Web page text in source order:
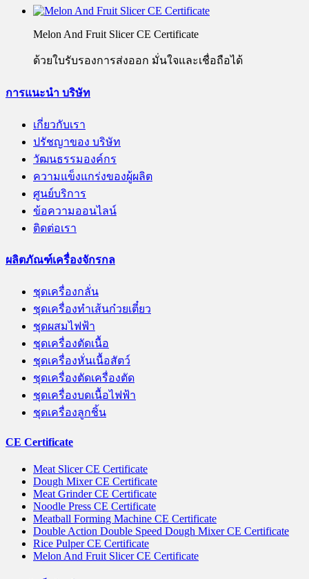
Melon And Fruit Slicer CE Certificate
ด้วยใบรับรองการส่งออก มั่นใจและเชื่อถือได้
การแนะนำ บริษัท
เกี่ยวกับเรา
ปรัชญาของ บริษัท
วัฒนธรรมองค์กร
ความแข็งแกร่งของผู้ผลิต
ศูนย์บริการ
ข้อความออนไลน์
ติดต่อเรา
ผลิตภัณฑ์เครื่องจักรกล
ชุดเครื่องกลั่น
ชุดเครื่องทำเส้นก๋วยเตี๋ยว
ชุดผสมไฟฟ้า
ชุดเครื่องตัดเนื้อ
ชุดเครื่องหั่นเนื้อสัตว์
ชุดเครื่องตัดเครื่องตัด
ชุดเครื่องบดเนื้อไฟฟ้า
ชุดเครื่องลูกชิ้น
CE Certificate
Meat Slicer CE Certificate
Dough Mixer CE Certificate
Meat Grinder CE Certificate
Noodle Press CE Certificate
Meatball Forming Machine CE Certificate
Double Action Double Speed Dough Mixer CE Certificate
Rice Pulper CE Certificate
Melon And Fruit Slicer CE Certificate